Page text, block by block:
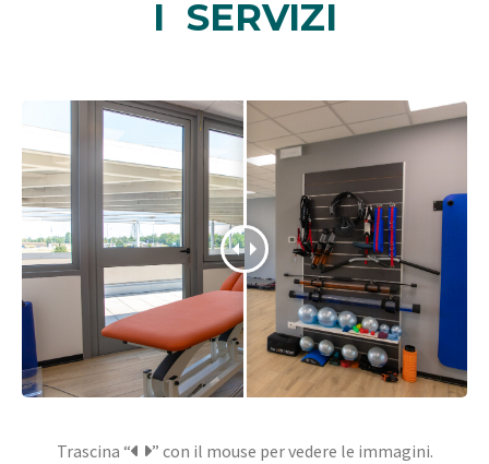
I SERVIZI
Trascina “ ” con il mouse per vedere le immagini.